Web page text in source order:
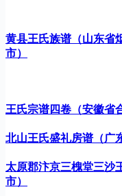
黄县王氏族谱（山东省
市）
王氏宗谱四卷（安徽省
北山王氏盛礼房谱（广
太原郡汴京三槐堂三沙
市）